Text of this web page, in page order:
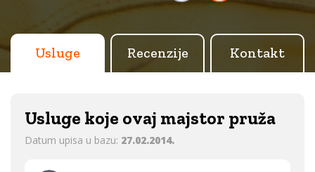
Usluge Recenzije Kontakt
Usluge koje ovaj majstor pruža
Datum upisa u bazu: 27.02.2014.